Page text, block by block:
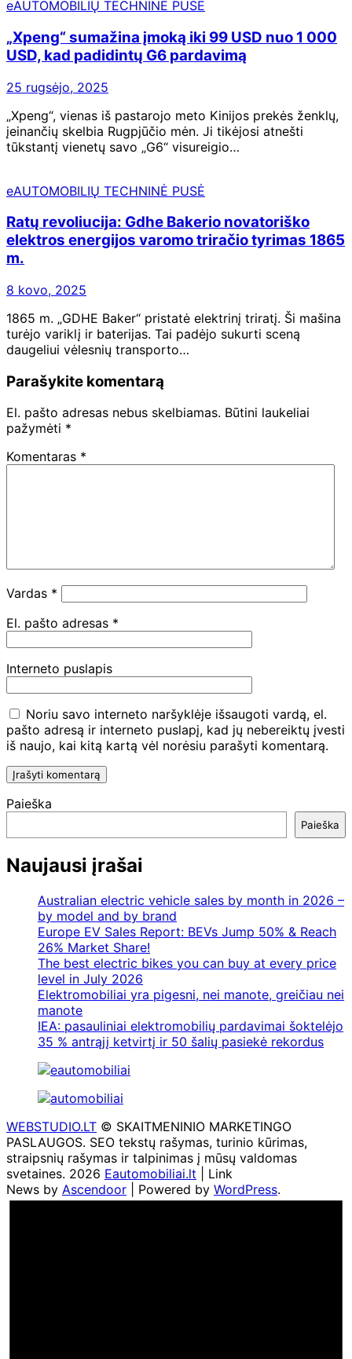
eAUTOMOBILIŲ TECHNINĖ PUSĖ
„Xpeng“ sumažina įmoką iki 99 USD nuo 1 000
USD, kad padidintų G6 pardavimą
25 rugsėjo, 2025
„Xpeng“, vienas iš pastarojo meto Kinijos prekės ženklų,
įeinančių skelbia Rugpjūčio mėn. Ji tikėjosi atnešti
tūkstantį vienetų savo „G6“ visureigio…
eAUTOMOBILIŲ TECHNINĖ PUSĖ
Ratų revoliucija: Gdhe Bakerio novatoriško
elektros energijos varomo triračio tyrimas 1865
m.
8 kovo, 2025
1865 m. „GDHE Baker“ pristatė elektrinį triratį. Ši mašina
turėjo variklį ir baterijas. Tai padėjo sukurti sceną
daugeliui vėlesnių transporto…
Parašykite komentarą
El. pašto adresas nebus skelbiamas. Būtini laukeliai
pažymėti *
Komentaras *
Vardas *
El. pašto adresas *
Interneto puslapis
Noriu savo interneto naršyklėje išsaugoti vardą, el.
pašto adresą ir interneto puslapį, kad jų nebereiktų įvesti
iš naujo, kai kitą kartą vėl norėsiu parašyti komentarą.
Paieška
Paieška
Naujausi įrašai
Australian electric vehicle sales by month in 2026 –
by model and by brand
Europe EV Sales Report: BEVs Jump 50% & Reach
26% Market Share!
The best electric bikes you can buy at every price
level in July 2026
Elektromobiliai yra pigesni, nei manote, greičiau nei
manote
IEA: pasauliniai elektromobilių pardavimai šoktelėjo
35 % antrąjį ketvirtį ir 50 šalių pasiekė rekordus
WEBSTUDIO.LT © SKAITMENINIO MARKETINGO
PASLAUGOS. SEO tekstų rašymas, turinio kūrimas,
straipsnių rašymas ir talpinimas į mūsų valdomas
svetaines. 2026 Eautomobiliai.lt | Link
News by Ascendoor | Powered by WordPress.